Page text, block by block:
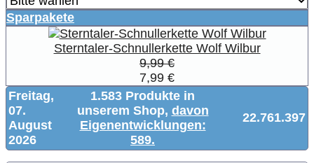
Sparpakete
Sterntaler-Schnullerkette Wolf Wilbur
9,99 €
7,99 €
Freitag,
07.
August
2026
1.583 Produkte in
unserem Shop, davon
Eigenentwicklungen:
589.
22.761.397